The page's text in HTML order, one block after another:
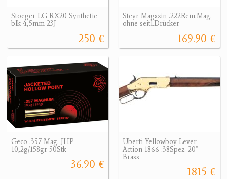
Stoeger LG RX20 Synthetic
blk 4,5mm 23J
250 €
Steyr Magazin .222Rem.Mag.
ohne seitl.Drücker
169.90 €
Geco .357 Mag. JHP
10,2g/158gr 50Stk
36.90 €
Uberti Yellowboy Lever
Action 1866 .38Spez. 20"
Brass
1815 €